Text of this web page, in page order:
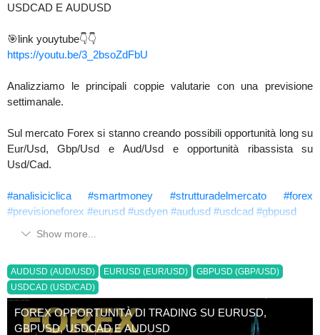
USDCAD E AUDUSD
🎯link youytube👇👇
https://youtu.be/3_2bsoZdFbU
Analizziamo le principali coppie valutarie con una previsione
settimanale.
Sul mercato Forex si stanno creando possibili opportunità long su
Eur/Usd, Gbp/Usd e Aud/Usd e opportunità ribassista su
Usd/Cad.
#analisiciclica #smartmoney #strutturadelmercato
#forex
#previsioneforex #eurusd #usdyen #audusd #usdcad #gbpusd
Show more...
AUDUSD (AUD/USD) EURUSD (EUR/USD)
GBPUSD (GBP/USD)
USDCAD (USD/CAD)
FOREX OPPORTUNITÀ DI TRADING SU EURUSD,
GBPUSD, USDCAD E AUDUSD